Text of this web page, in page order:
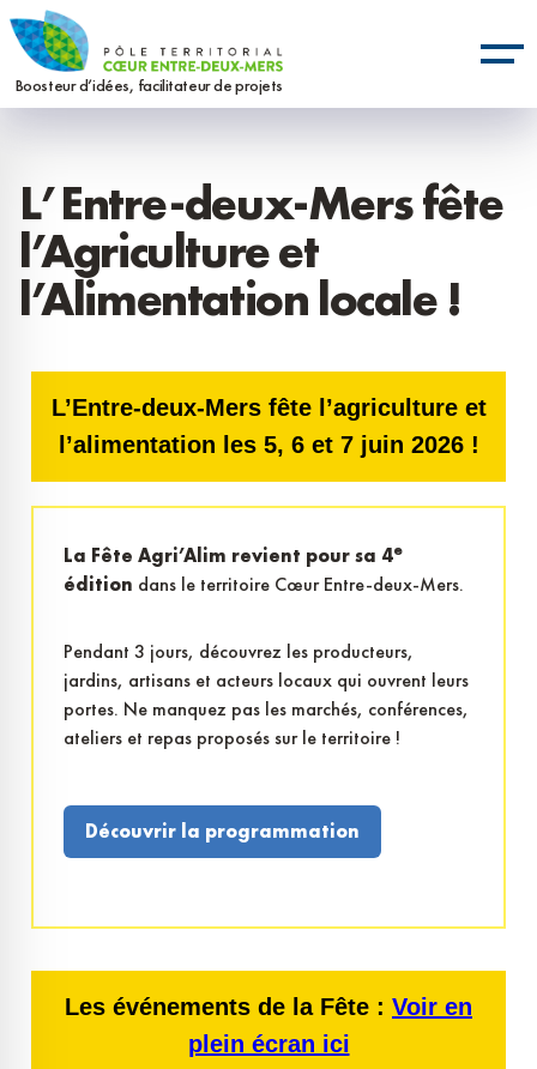
Aller
au
contenu
Boosteur d’idées, facilitateur de projets
L’Entre-deux-Mers fête
l’Agriculture et
l’Alimentation locale !
L’Entre-deux-Mers fête l’agriculture et
l’alimentation les 5, 6 et 7 juin 2026 !
La Fête Agri’Alim revient pour sa 4e
édition dans le territoire Cœur Entre-deux-Mers.
Pendant 3 jours, découvrez les producteurs,
jardins, artisans et acteurs locaux qui ouvrent leurs
portes. Ne manquez pas les marchés, conférences,
ateliers et repas proposés sur le territoire !
Découvrir la programmation
Les événements de la Fête : Voir en
plein écran ici
Panneau de gestion des cookies